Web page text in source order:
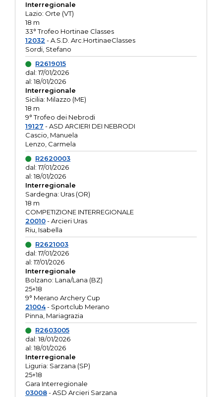
Interregionale
Lazio: Orte (VT)
18 m
33° Trofeo Hortinae Classes
12032 - A.S.D. Arc.HortinaeClasses
Sordi, Stefano
R2619015
dal: 17/01/2026
al: 18/01/2026
Interregionale
Sicilia: Milazzo (ME)
18 m
9° Trofeo dei Nebrodi
19127 - ASD ARCIERI DEI NEBRODI
Cascio, Manuela
Lenzo, Carmela
R2620003
dal: 17/01/2026
al: 18/01/2026
Interregionale
Sardegna: Uras (OR)
18 m
COMPETIZIONE INTERREGIONALE
20010- Arcieri Uras
Riu, Isabella
R2621003
dal: 17/01/2026
al: 17/01/2026
Interregionale
Bolzano: Lana/Lana (BZ)
25+18
9° Merano Archery Cup
21004- Sportclub Merano
Pinna, Mariagrazia
R2603005
dal: 18/01/2026
al: 18/01/2026
Interregionale
Liguria: Sarzana (SP)
25+18
Gara Interregionale
03008- ASD Arcieri Sarzana